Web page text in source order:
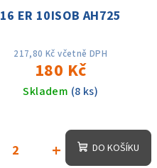
16 ER 10ISOB AH725
217,80 Kč včetně DPH
180 Kč
Skladem (8 ks)
+ DO KOŠÍKU